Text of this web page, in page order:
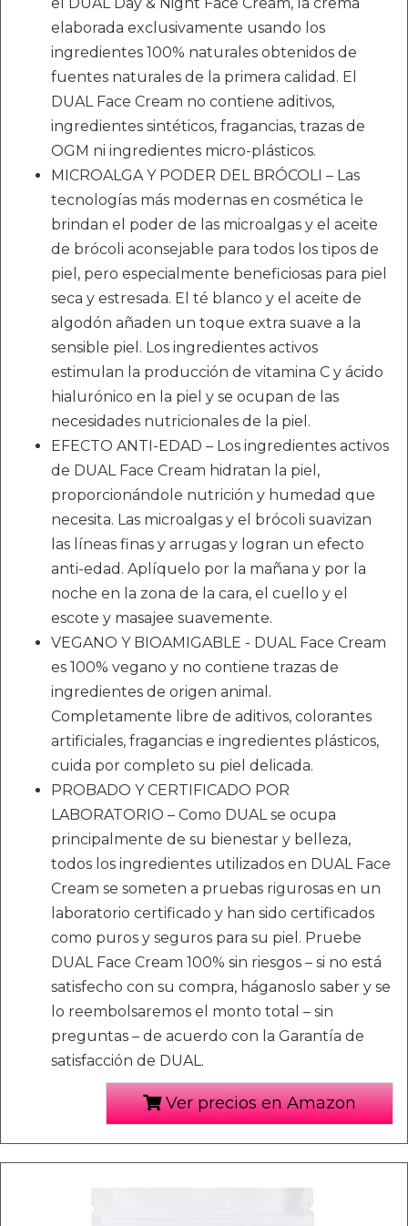
el DUAL Day & Night Face Cream, la crema
elaborada exclusivamente usando los
ingredientes 100% naturales obtenidos de
fuentes naturales de la primera calidad. El
DUAL Face Cream no contiene aditivos,
ingredientes sintéticos, fragancias, trazas de
OGM ni ingredientes micro-plásticos.
MICROALGA Y PODER DEL BRÓCOLI – Las
tecnologías más modernas en cosmética le
brindan el poder de las microalgas y el aceite
de brócoli aconsejable para todos los tipos de
piel, pero especialmente beneficiosas para piel
seca y estresada. El té blanco y el aceite de
algodón añaden un toque extra suave a la
sensible piel. Los ingredientes activos
estimulan la producción de vitamina C y ácido
hialurónico en la piel y se ocupan de las
necesidades nutricionales de la piel.
EFECTO ANTI-EDAD – Los ingredientes activos
de DUAL Face Cream hidratan la piel,
proporcionándole nutrición y humedad que
necesita. Las microalgas y el brócoli suavizan
las líneas finas y arrugas y logran un efecto
anti-edad. Aplíquelo por la mañana y por la
noche en la zona de la cara, el cuello y el
escote y masajee suavemente.
VEGANO Y BIOAMIGABLE - DUAL Face Cream
es 100% vegano y no contiene trazas de
ingredientes de origen animal.
Completamente libre de aditivos, colorantes
artificiales, fragancias e ingredientes plásticos,
cuida por completo su piel delicada.
PROBADO Y CERTIFICADO POR
LABORATORIO – Como DUAL se ocupa
principalmente de su bienestar y belleza,
todos los ingredientes utilizados en DUAL Face
Cream se someten a pruebas rigurosas en un
laboratorio certificado y han sido certificados
como puros y seguros para su piel. Pruebe
DUAL Face Cream 100% sin riesgos – si no está
satisfecho con su compra, háganoslo saber y se
lo reembolsaremos el monto total – sin
preguntas – de acuerdo con la Garantía de
satisfacción de DUAL.
Ver precios en Amazon